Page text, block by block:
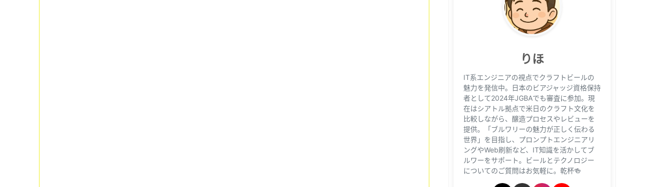
りほ
IT系エンジニアの視点でクラフトビールの
魅力を発信中。日本のビアジャッジ資格保持
者として2024年JGBAでも審査に参加。現
在はシアトル拠点で米日のクラフト文化を
比較しながら、醸造プロセスやレビューを
提供。「ブルワリーの魅力が正しく伝わる
世界」を目指し、プロンプトエンジニアリ
ングやWeb刷新など、IT知識を活かしてブ
ルワーをサポート。ビールとテクノロジー
についてのご質問はお気軽に。乾杯🍻